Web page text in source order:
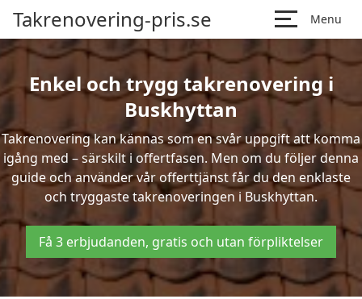
Takrenovering-pris.se Menu
Enkel och trygg takrenovering i
Buskhyttan
Takrenovering kan kännas som en svår uppgift att komma
igång med – särskilt i offertfasen. Men om du följer denna
guide och använder vår offerttjänst får du den enklaste
och tryggaste takrenoveringen i Buskhyttan.
Få 3 erbjudanden, gratis och utan förpliktelser